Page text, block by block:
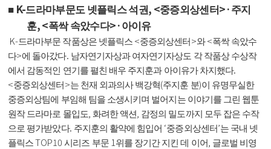
■ K-드라마부문도 넷플릭스 석권 , <중증외상센터 >· 주지
훈, <폭싹 속았수다>· 아이유
K-드라마부문 작품상은 넷플릭스 <중증외상센터 >와<폭싹 속았수
다>에 돌아갔다. 남자연기자상과 여자연기자상도 각 작품상 수상작
에서 감동적인 연기를 펼친 배우 주지훈과 아이유가 차지했다.
<중증외상센터 >는 천재 외과의사 백강혁(주지훈 분)이 유명무실한
중증외상팀에 부임해 팀을 소생시키며 벌어지는 이야기를 그린 웹툰
원작 드라마로 몰입도 화려한 액션
감정의 밀도까지 모두 잡은 수작
으로 평가받았다. 주지훈의 활약에 힘입어 ‘중증외상센터’는 국내 넷
플릭스TOP10시리즈 부문 1 위를 장기간 지킨 데 이어
글로벌 비영